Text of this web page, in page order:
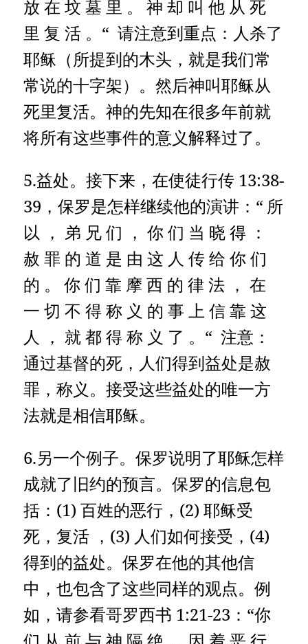
放 在 坟 墓 里 。
神 却 叫 他 从 死
里 复 活 。“ 请注意到重点：人杀了
耶稣（所提到的木头，就是我们常
常说的十字架）。然后神叫耶稣从
死里复活。神的先知在很多年前就
将所有这些事件的意义解释过了。
5.益处。接下来，在使徒行传 13:38-
39，保罗是怎样继续他的演讲：“ 所
以 ， 弟 兄 们 ， 你 们 当 晓 得 ：
赦 罪 的 道 是 由 这 人 传 给 你 们
的 。
你 们 靠 摩 西 的 律 法 ， 在
一 切 不 得 称 义 的 事 上 信 靠 这
人 ， 就 都 得 称 义 了 。“ 注意：
通过基督的死，人们得到益处是赦
罪，称义。接受这些益处的唯一方
法就是相信耶稣。
6.另一个例子。保罗说明了耶稣怎样
成就了旧约的预言。保罗的信息包
括：(1) 百姓的恶行，(2) 耶稣受
死，复活 ，(3) 人们如何接受，(4)
得到的益处。保罗在他的其他信
中，也包含了这些同样的观点。例
如，请参看哥罗西书 1:21-23：“你